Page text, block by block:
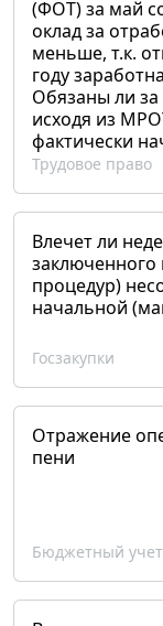
(ФОТ) за май
оклад за
меньше, т.к.
году
Обязаны ли
исходя из
фактически
Трудовое право
Влечет ли
заключенного
процедур)
начальной
Госзакупки
Отражение
пени
Бюджетный учет